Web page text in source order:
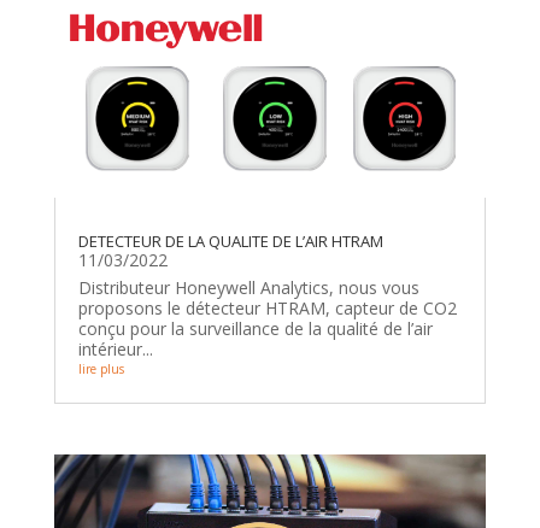
DETECTEUR DE LA QUALITE DE L’AIR HTRAM
11/03/2022
Distributeur Honeywell Analytics, nous vous
proposons le détecteur HTRAM, capteur de CO2
conçu pour la surveillance de la qualité de l’air
intérieur...
lire plus